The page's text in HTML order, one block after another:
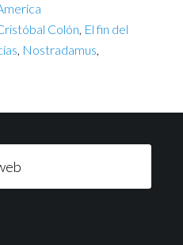
Colón, El fin del
, Nostradamus,